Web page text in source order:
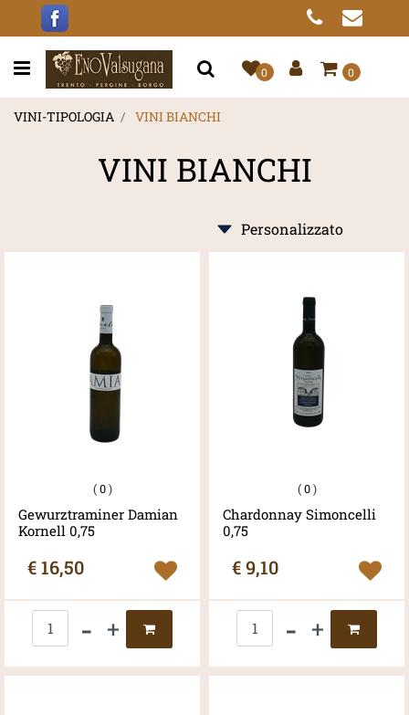
Open menu 0 0
VINI-TIPOLOGIA VINI BIANCHI
VINI BIANCHI
(0)
Gewurztraminer Damian
Kornell 0,75
€ 16,50
(0)
Chardonnay Simoncelli
0,75
€ 9,10